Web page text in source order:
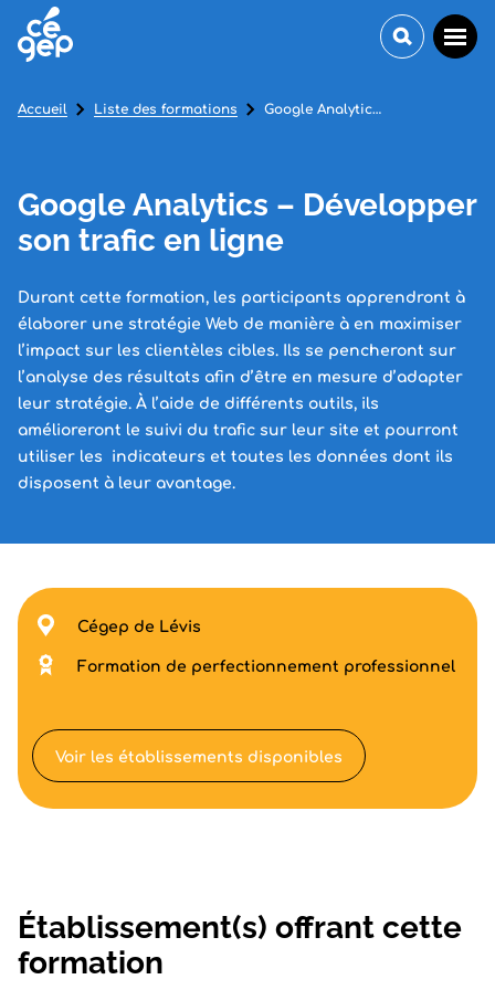
Google Analytics – Développer
son trafic en ligne
Durant cette formation, les participants apprendront à
élaborer une stratégie Web de manière à en maximiser
l’impact sur les clientèles cibles. Ils se pencheront sur
l’analyse des résultats afin d’être en mesure d’adapter
leur stratégie. À l’aide de différents outils, ils
amélioreront le suivi du trafic sur leur site et pourront
utiliser les indicateurs et toutes les données dont ils
disposent à leur avantage.
Accueil Liste des formations Google Analytics – Développer son trafic en ligne
Cégep de Lévis
Formation de perfectionnement professionnel
Voir les établissements disponibles
Établissement(s) offrant cette
formation